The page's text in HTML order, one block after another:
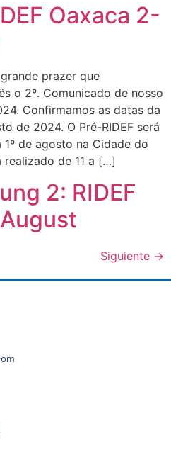
Oaxaca 2-
prazer que
o 2º. Comunicado de nosso
Confirmamos as datas da
de 2024. O Pré-RIDEF será
de agosto na Cidade do
realizado de 11 a […]
2: RIDEF
Siguiente →